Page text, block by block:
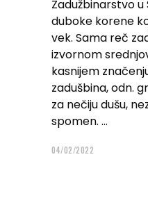
Zadužbinarstvo
duboke korene
vek. Sama reč
izvornom
kasnijem
zadušbina, odn.
za nečiju dušu,
spomen.
04/02/2022